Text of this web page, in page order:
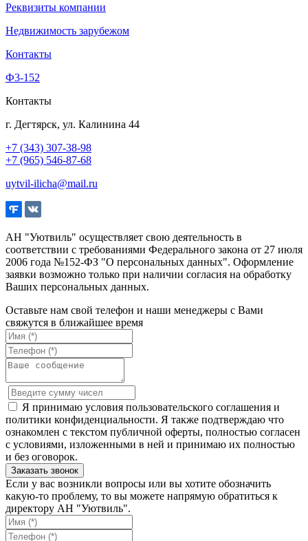
Реквизиты компании
Недвижимость зарубежом
Контакты
Ф3-152
Контакты
г. Дегтярск, ул. Калинина 44
+7 (343) 307-38-98
+7 (965) 546-87-68
uytvil-ilicha@mail.ru
АН "Уютвиль" осуществляет свою деятельность в
соответствии с требованиями Федерального закона от 27 июля
2006 года №152-ФЗ "О персональных данных". Оформление
заявки возможно только при наличии согласия на обработку
Ваших персональных данных.
Оставьте нам свой телефон и наши менеджеры с Вами
свяжутся в ближайшее время
Я принимаю условия пользовательского соглашения и
политики конфиденциальности. Я также подтверждаю что
ознакомлен с текстом публичной оферты, полностью согласен
с условиями, изложенными в ней и принимаю их полностью
и без оговорок.
Если у вас возникли вопросы или вы хотите обозначить
какую-то проблему, то вы можете напрямую обратиться к
директору АН "Уютвиль".